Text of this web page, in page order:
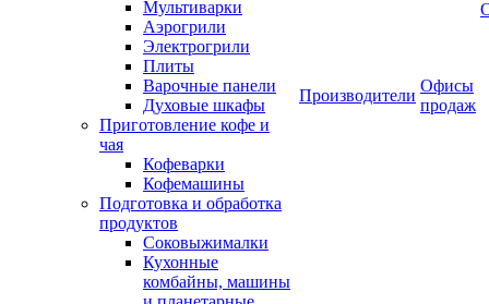
Мультиварки
Аэрогрили
Электрогрили
Плиты
Варочные панели
Духовые шкафы
Приготовление кофе и
чая
Кофеварки
Кофемашины
Подготовка и обработка
продуктов
Соковыжималки
Кухонные
комбайны, машины
Производители
Офисы
продаж